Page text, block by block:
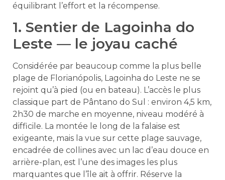
équilibrant l’effort et la récompense.
1. Sentier de Lagoinha do
Leste — le joyau caché
Considérée par beaucoup comme la plus belle
plage de Florianópolis, Lagoinha do Leste ne se
rejoint qu’à pied (ou en bateau). L’accès le plus
classique part de Pântano do Sul : environ 4,5 km,
2h30 de marche en moyenne, niveau modéré à
difficile. La montée le long de la falaise est
exigeante, mais la vue sur cette plage sauvage,
encadrée de collines avec un lac d’eau douce en
arrière-plan, est l’une des images les plus
marquantes que l’île ait à offrir. Réserve la